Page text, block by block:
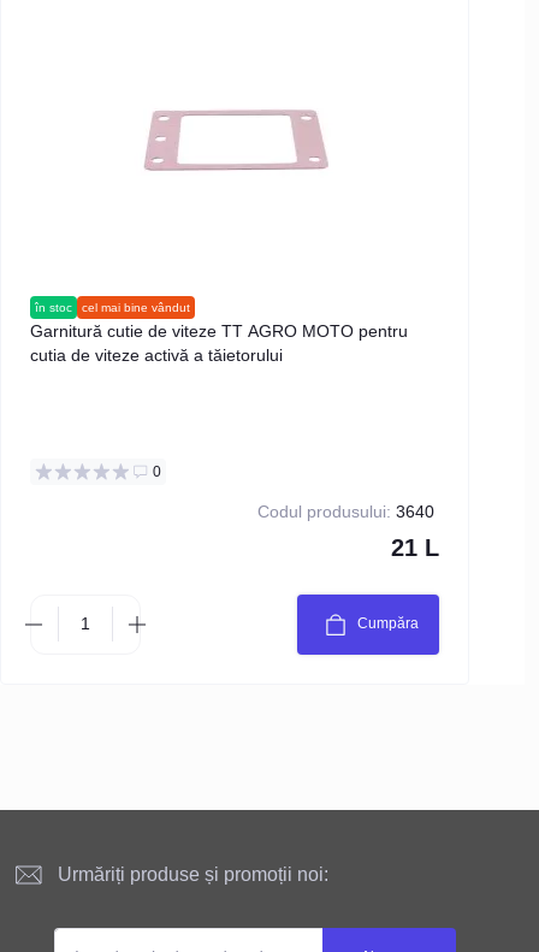
în stoc cel mai bine vândut
Garnitură cutie de viteze TT AGRO MOTO pentru
cutia de viteze activă a tăietorului
0
Codul produsului: 3640
21 L
Cumpăra
Urmăriți produse și promoții noi: